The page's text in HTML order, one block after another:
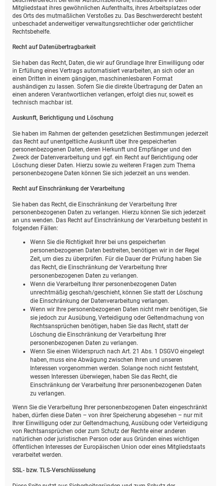
Mitgliedstaat ihres gewöhnlichen Aufenthalts, ihres Arbeitsplatzes oder
des Orts des mutmaßlichen Verstoßes zu. Das Beschwerderecht besteht
unbeschadet anderweitiger verwaltungsrechtlicher oder gerichtlicher
Rechtsbehelfe.
Recht auf Daten­übertrag­barkeit
Sie haben das Recht, Daten, die wir auf Grundlage Ihrer Einwilligung oder
in Erfüllung eines Vertrags automatisiert verarbeiten, an sich oder an
einen Dritten in einem gängigen, maschinenlesbaren Format
aushändigen zu lassen. Sofern Sie die direkte Übertragung der Daten an
einen anderen Verantwortlichen verlangen, erfolgt dies nur, soweit es
technisch machbar ist.
Auskunft, Berichtigung und Löschung
Sie haben im Rahmen der geltenden gesetzlichen Bestimmungen jederzeit
das Recht auf unentgeltliche Auskunft über Ihre gespeicherten
personenbezogenen Daten, deren Herkunft und Empfänger und den
Zweck der Datenverarbeitung und ggf. ein Recht auf Berichtigung oder
Löschung dieser Daten. Hierzu sowie zu weiteren Fragen zum Thema
personenbezogene Daten können Sie sich jederzeit an uns wenden.
Recht auf Einschränkung der Verarbeitung
Sie haben das Recht, die Einschränkung der Verarbeitung Ihrer
personenbezogenen Daten zu verlangen. Hierzu können Sie sich jederzeit
an uns wenden. Das Recht auf Einschränkung der Verarbeitung besteht in
folgenden Fällen:
Wenn Sie die Richtigkeit Ihrer bei uns gespeicherten
personenbezogenen Daten bestreiten, benötigen wir in der Regel
Zeit, um dies zu überprüfen. Für die Dauer der Prüfung haben Sie
das Recht, die Einschränkung der Verarbeitung Ihrer
personenbezogenen Daten zu verlangen.
Wenn die Verarbeitung Ihrer personenbezogenen Daten
unrechtmäßig geschah/geschieht, können Sie statt der Löschung
die Einschränkung der Datenverarbeitung verlangen.
Wenn wir Ihre personenbezogenen Daten nicht mehr benötigen, Sie
sie jedoch zur Ausübung, Verteidigung oder Geltendmachung von
Rechtsansprüchen benötigen, haben Sie das Recht, statt der
Löschung die Einschränkung der Verarbeitung Ihrer
personenbezogenen Daten zu verlangen.
Wenn Sie einen Widerspruch nach Art. 21 Abs. 1 DSGVO eingelegt
haben, muss eine Abwägung zwischen Ihren und unseren
Interessen vorgenommen werden. Solange noch nicht feststeht,
wessen Interessen überwiegen, haben Sie das Recht, die
Einschränkung der Verarbeitung Ihrer personenbezogenen Daten
zu verlangen.
Wenn Sie die Verarbeitung Ihrer personenbezogenen Daten eingeschränkt
haben, dürfen diese Daten – von ihrer Speicherung abgesehen – nur mit
Ihrer Einwilligung oder zur Geltendmachung, Ausübung oder Verteidigung
von Rechtsansprüchen oder zum Schutz der Rechte einer anderen
natürlichen oder juristischen Person oder aus Gründen eines wichtigen
öffentlichen Interesses der Europäischen Union oder eines Mitgliedstaats
verarbeitet werden.
SSL- bzw. TLS-Verschlüsselung